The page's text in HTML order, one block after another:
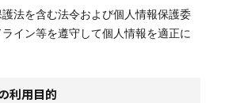
法を含む法令および個人情報保護委
イン等を遵守して個人情報を適正に
利用目的